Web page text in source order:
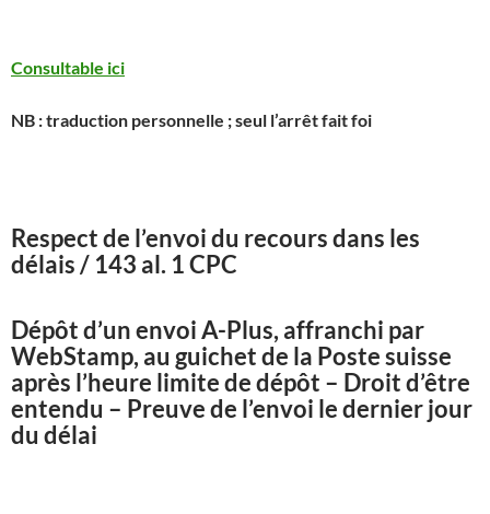
Consultable ici
NB : traduction personnelle ; seul l’arrêt fait foi
Respect de l’envoi du recours dans les
délais / 143 al. 1 CPC
Dépôt d’un envoi A-Plus, affranchi par
WebStamp, au guichet de la Poste suisse
après l’heure limite de dépôt – Droit d’être
entendu – Preuve de l’envoi le dernier jour
du délai